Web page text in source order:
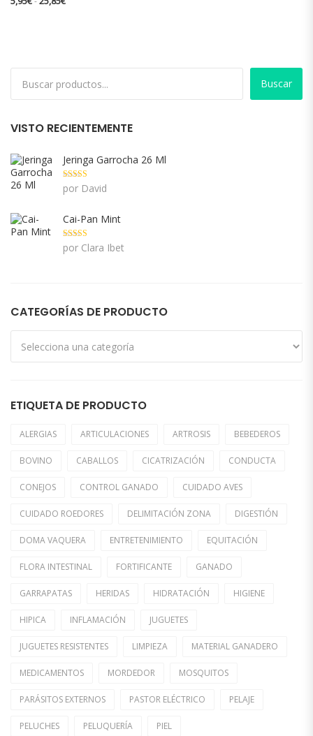
Buscar
VISTO RECIENTEMENTE
Jeringa Garrocha 26 Ml
Valorado con
5 de 5
por David
Cai-Pan Mint
Valorado con
5 de 5
por Clara Ibet
CATEGORÍAS DE PRODUCTO
ETIQUETA DE PRODUCTO
ALERGIAS ARTICULACIONES ARTROSIS BEBEDEROS
BOVINO CABALLOS CICATRIZACIÓN CONDUCTA
CONEJOS CONTROL GANADO CUIDADO AVES
CUIDADO ROEDORES DELIMITACIÓN ZONA DIGESTIÓN
DOMA VAQUERA ENTRETENIMIENTO EQUITACIÓN
FLORA INTESTINAL FORTIFICANTE GANADO
GARRAPATAS HERIDAS HIDRATACIÓN HIGIENE
HIPICA INFLAMACIÓN JUGUETES
JUGUETES RESISTENTES LIMPIEZA MATERIAL GANADERO
MEDICAMENTOS MORDEDOR MOSQUITOS
PARÁSITOS EXTERNOS PASTOR ELÉCTRICO PELAJE
PELUCHES PELUQUERÍA PIEL